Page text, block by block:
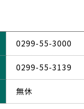
0299-55-3000
0299-55-3139
無休